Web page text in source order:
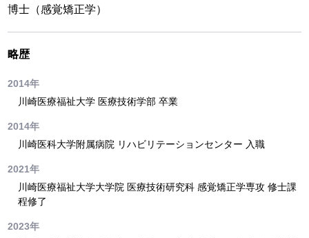
博士（感覚矯正学）
略歴
2014年
川崎医療福祉大学 医療技術学部 卒業
2014年
川崎医科大学附属病院 リハビリテーションセンター 入職
2021年
川崎医療福祉大学大学院 医療技術研究科 感覚矯正学専攻 修士課
程修了
2023年